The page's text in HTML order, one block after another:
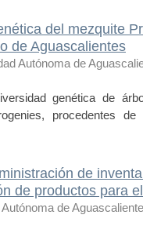
del mezquite
de Aguascalientes
Autónoma de
genética de
procedentes
de
de productos para
de